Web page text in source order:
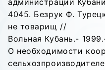
администрации
4045. Безрук Ф.
не товарищ //
Вольная Кубань.-
О необходимости